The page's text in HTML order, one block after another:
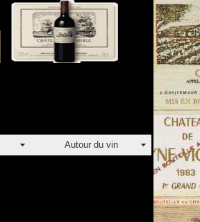
Autour du vin